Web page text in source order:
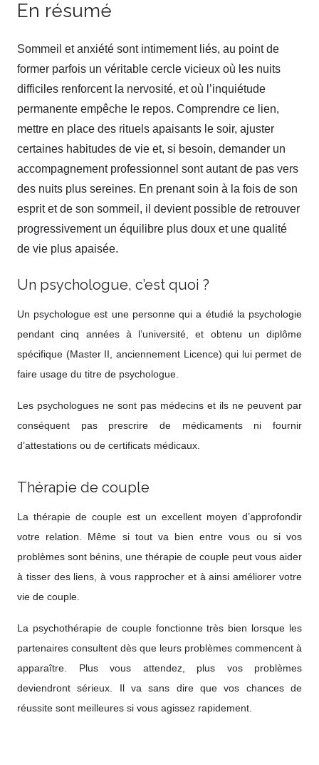
En résumé
Sommeil et anxiété sont intimement liés, au point de
former parfois un véritable cercle vicieux où les nuits
difficiles renforcent la nervosité, et où l’inquiétude
permanente empêche le repos. Comprendre ce lien,
mettre en place des rituels apaisants le soir, ajuster
certaines habitudes de vie et, si besoin, demander un
accompagnement professionnel sont autant de pas vers
des nuits plus sereines. En prenant soin à la fois de son
esprit et de son sommeil, il devient possible de retrouver
progressivement un équilibre plus doux et une qualité
de vie plus apaisée.
Un psychologue, c’est quoi ?
Un psychologue est une personne qui a étudié la psychologie
pendant cinq années à l’université, et obtenu un diplôme
spécifique (Master II, anciennement Licence) qui lui permet de
faire usage du titre de psychologue.
Les psychologues ne sont pas médecins et ils ne peuvent par
conséquent pas prescrire de médicaments ni fournir
d’attestations ou de certificats médicaux.
Thérapie de couple
La thérapie de couple est un excellent moyen d’approfondir
votre relation. Même si tout va bien entre vous ou si vos
problèmes sont bénins, une thérapie de couple peut vous aider
à tisser des liens, à vous rapprocher et à ainsi améliorer votre
vie de couple.
La psychothérapie de couple fonctionne très bien lorsque les
partenaires consultent dès que leurs problèmes commencent à
apparaître. Plus vous attendez, plus vos problèmes
deviendront sérieux. Il va sans dire que vos chances de
réussite sont meilleures si vous agissez rapidement.